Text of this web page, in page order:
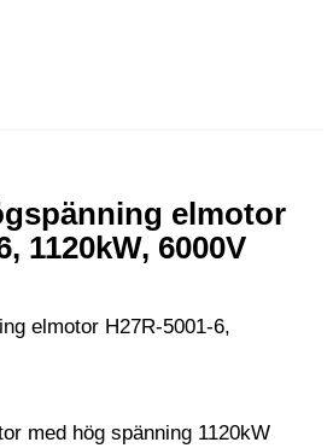
elmotor
1120kW, 6000V
elmotor H27R-5001-6,